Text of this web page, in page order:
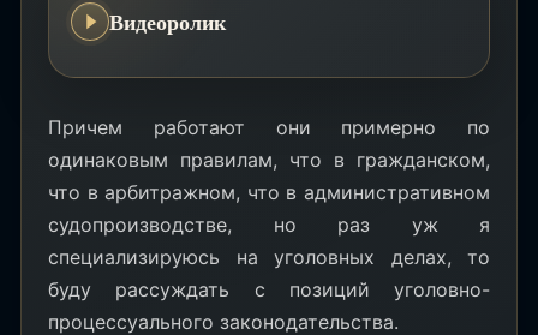
Видеоролик
Причем работают они примерно по
одинаковым правилам, что в гражданском,
что в арбитражном, что в административном
судопроизводстве, но раз уж я
специализируюсь на уголовных делах, то
буду рассуждать с позиций уголовно-
процессуального законодательства.